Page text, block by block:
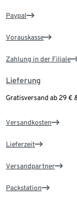
Paypal
Vorauskasse
Zahlung in der Filiale
Lieferung
Gratisversand ab 29 €
Versandkosten
Lieferzeit
Versandpartner
Packstation